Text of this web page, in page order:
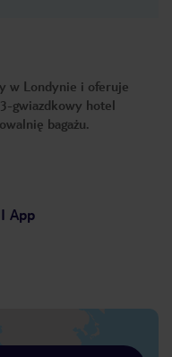
w Londynie i oferuje
gwiazdkowy hotel
bagażu.
App